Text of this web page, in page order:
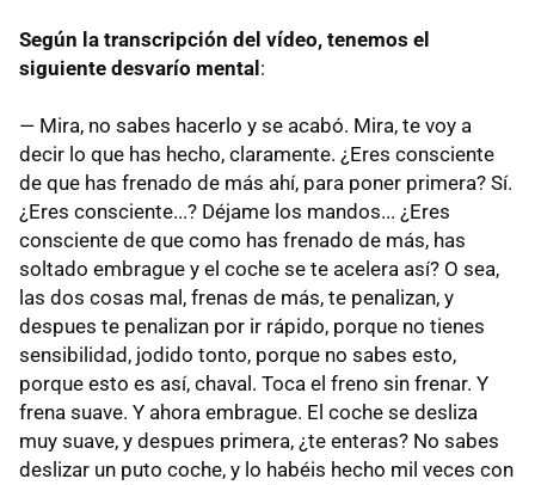
Según la transcripción del vídeo, tenemos el
siguiente desvarío mental:
— Mira, no sabes hacerlo y se acabó. Mira, te voy a
decir lo que has hecho, claramente. ¿Eres consciente
de que has frenado de más ahí, para poner primera? Sí.
¿Eres consciente...? Déjame los mandos... ¿Eres
consciente de que como has frenado de más, has
soltado embrague y el coche se te acelera así? O sea,
las dos cosas mal, frenas de más, te penalizan, y
despues te penalizan por ir rápido, porque no tienes
sensibilidad, jodido tonto, porque no sabes esto,
porque esto es así, chaval. Toca el freno sin frenar. Y
frena suave. Y ahora embrague. El coche se desliza
muy suave, y despues primera, ¿te enteras? No sabes
deslizar un puto coche, y lo habéis hecho mil veces con